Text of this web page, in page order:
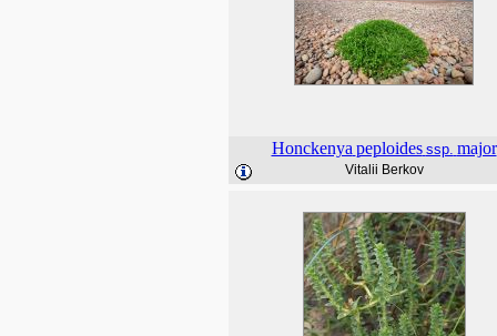
Honckenya peploides ssp. major
Vitalii Berkov